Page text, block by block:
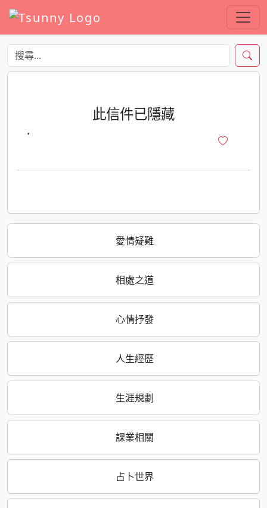
愛情疑難
相處之道
心情抒發
人生經歷
生涯規劃
課業相關
占卜世界
此信件已隱藏
·